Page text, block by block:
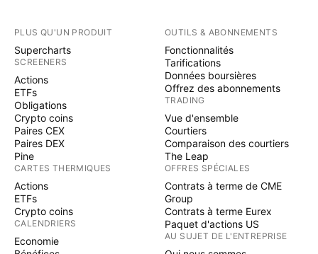
PLUS QU'UN PRODUIT
Supercharts
SCREENERS
Actions
ETFs
Obligations
Crypto coins
Paires CEX
Paires DEX
Pine
CARTES THERMIQUES
Actions
ETFs
Crypto coins
CALENDRIERS
Economie
OUTILS & ABONNEMENTS
Fonctionnalités
Tarifications
Données boursières
Offrez des abonnements
TRADING
Vue d'ensemble
Courtiers
Comparaison des courtiers
The Leap
OFFRES SPÉCIALES
Contrats à terme de CME
Group
Contrats à terme Eurex
Paquet d'actions US
AU SUJET DE L'ENTREPRISE